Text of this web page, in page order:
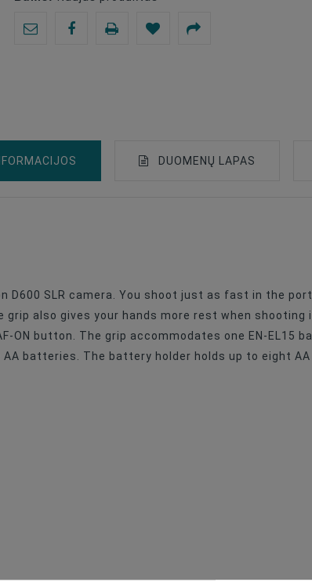
DUOMENŲ LAPAS
SLR camera. You shoot just as fast in the
also gives your hands more rest when shooting
button. The grip accommodates one EN-EL15
batteries. The battery holder holds up to eight